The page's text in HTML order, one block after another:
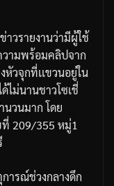
าวรายงานว่ามีผู้ใช้
ามพร้อมคลิปจาก
วจุกที่เเขวนอยู่ใน
ไม่นานชาวโซเชี่
นวนมาก โดย
ที่ 209/355 หมู่1
ารณ์ช่วงกลางดึก